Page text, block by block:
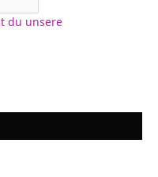
du unsere